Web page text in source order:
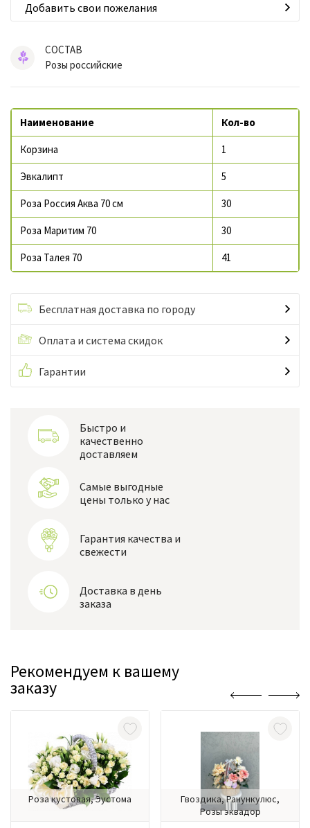
Добавить свои пожелания
СОСТАВ
Розы российские
Наименование Кол-во
Корзина 1
Эвкалипт 5
Роза Россия Аква 70 см 30
Роза Маритим 70 30
Роза Талея 70 41
Бесплатная доставка по городу
Оплата и система скидок
Гарантии
Быстро и
качественно
доставляем
Самые выгодные
цены только у нас
Гарантия качества и
свежести
Доставка в день
заказа
Рекомендуем к вашему
заказу
Роза кустовая, Эустома
Гвоздика, Ранункулюс,
Розы эквадор